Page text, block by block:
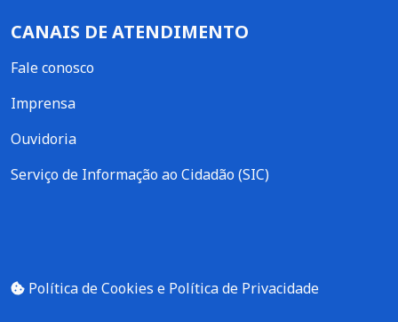
CANAIS DE ATENDIMENTO
Fale conosco
Imprensa
Ouvidoria
Serviço de Informação ao Cidadão (SIC)
Política de Cookies e Política de Privacidade